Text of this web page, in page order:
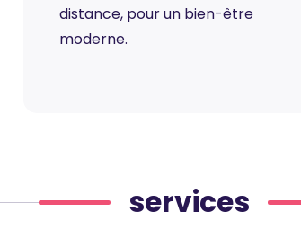
distance, pour un bien-être
moderne.
services